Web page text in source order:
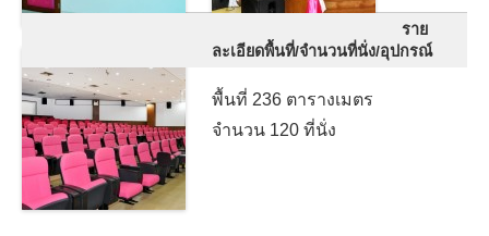
ราย
ละเอียดพื้นที่/จำนวนที่นั่ง/อุปกรณ์
พื้นที่ 236 ตารางเมตร
จำนวน 120 ที่นั่ง